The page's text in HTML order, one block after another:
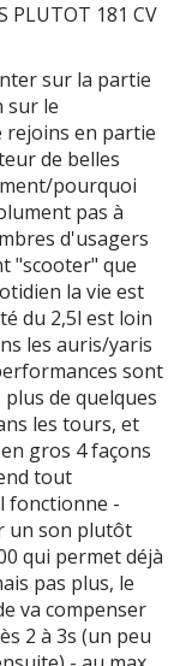
PLUTOT 181 CV
sur la partie
sur le
rejoins en partie
de belles
pourquoi
pas à
d'usagers
"scooter" que
la vie est
du 2,5l est loin
les auris/yaris
sont
de quelques
les tours, et
gros 4 façons
tout
fonctionne -
un son plutôt
qui permet déjà
pas plus, le
va compenser
2 à 3s (un peu